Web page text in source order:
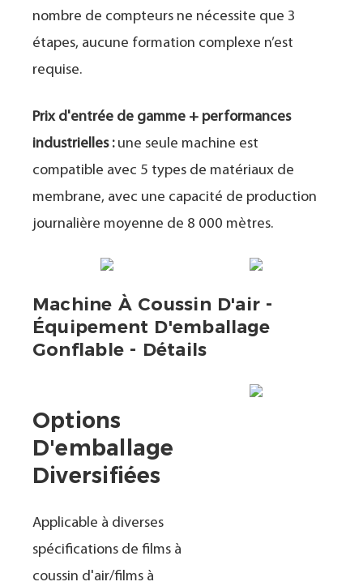
nombre de compteurs ne nécessite que 3
étapes, aucune formation complexe n’est
requise.
Prix ​​d'entrée de gamme + performances
industrielles :une seule machine est
compatible avec 5 types de matériaux de
membrane, avec une capacité de production
journalière moyenne de 8 000 mètres.
Machine À Coussin D'air -
Équipement D'emballage
Gonflable - Détails
Options
D'emballage
Diversifiées
Applicable à diverses
spécifications de films à
coussin d'air/films à